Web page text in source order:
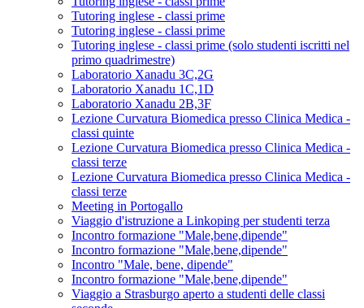
Tutoring inglese - classi prime
Tutoring inglese - classi prime
Tutoring inglese - classi prime (solo studenti iscritti nel
primo quadrimestre)
Laboratorio Xanadu 3C,2G
Laboratorio Xanadu 1C,1D
Laboratorio Xanadu 2B,3F
Lezione Curvatura Biomedica presso Clinica Medica -
classi quinte
Lezione Curvatura Biomedica presso Clinica Medica -
classi terze
Lezione Curvatura Biomedica presso Clinica Medica -
classi terze
Meeting in Portogallo
Viaggio d'istruzione a Linkoping per studenti terza
Incontro formazione "Male,bene,dipende"
Incontro formazione "Male,bene,dipende"
Incontro "Male, bene, dipende"
Incontro formazione "Male,bene,dipende"
Viaggio a Strasburgo aperto a studenti delle classi